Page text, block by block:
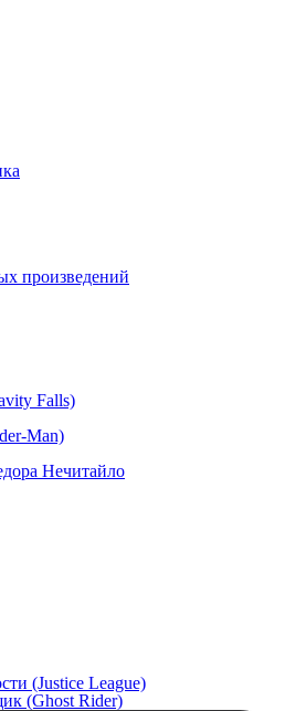
произведений
Falls)
Man)
Нечитайло
(Justice League)
(Ghost Rider)